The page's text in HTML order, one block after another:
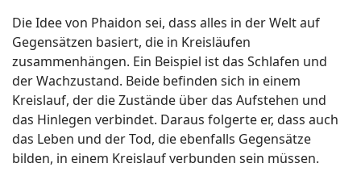
Die Idee von Phaidon sei, dass alles in der Welt auf
Gegensätzen basiert, die in Kreisläufen
zusammenhängen. Ein Beispiel ist das Schlafen und
der Wachzustand. Beide befinden sich in einem
Kreislauf, der die Zustände über das Aufstehen und
das Hinlegen verbindet. Daraus folgerte er, dass auch
das Leben und der Tod, die ebenfalls Gegensätze
bilden, in einem Kreislauf verbunden sein müssen.